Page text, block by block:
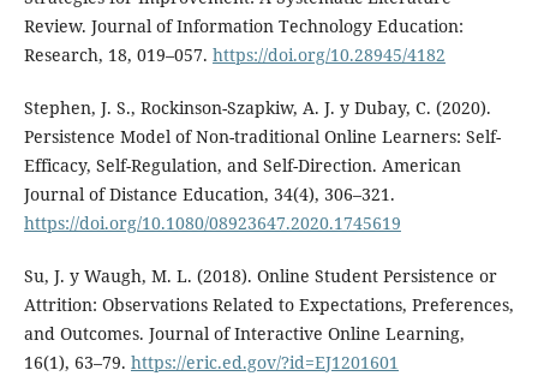
Review. Journal of Information Technology Education:
Research, 18, 019–057. https://doi.org/10.28945/4182
Stephen, J. S., Rockinson-Szapkiw, A. J. y Dubay, C. (2020).
Persistence Model of Non-traditional Online Learners: Self-
Efficacy, Self-Regulation, and Self-Direction. American
Journal of Distance Education, 34(4), 306–321.
https://doi.org/10.1080/08923647.2020.1745619
Su, J. y Waugh, M. L. (2018). Online Student Persistence or
Attrition: Observations Related to Expectations, Preferences,
and Outcomes. Journal of Interactive Online Learning,
16(1), 63–79. https://eric.ed.gov/?id=EJ1201601